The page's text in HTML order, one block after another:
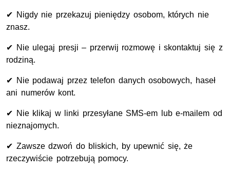
✔ Nigdy nie przekazuj pieniędzy osobom, których nie
znasz.
✔ Nie ulegaj presji – przerwij rozmowę i skontaktuj się z
rodziną.
✔ Nie podawaj przez telefon danych osobowych, haseł
ani numerów kont.
✔ Nie klikaj w linki przesyłane SMS-em lub e-mailem od
nieznajomych.
✔ Zawsze dzwoń do bliskich, by upewnić się, że
rzeczywiście potrzebują pomocy.